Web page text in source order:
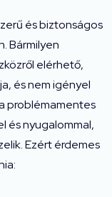
és biztonságos
Bármilyen
elérhető,
és nem igényel
problémamentes
és nyugalommal,
Ezért érdemes